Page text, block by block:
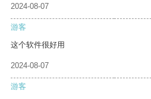
2024-08-07
游客
这个软件很好用
2024-08-07
游客